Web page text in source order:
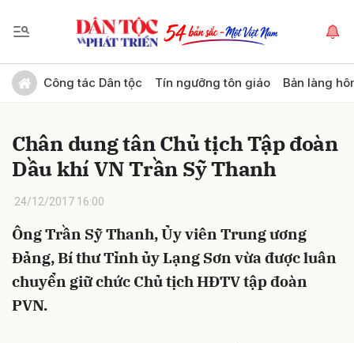
Công tác Dân tộc Tín ngưỡng tôn giáo Bản làng
Chân dung tân Chủ tịch Tập đoàn
Dầu khí VN Trần Sỹ Thanh
24/12/2017 16:00
Ông Trần Sỹ Thanh, Ủy viên Trung ương
Đảng, Bí thư Tỉnh ủy Lạng Sơn vừa được luân
chuyển giữ chức Chủ tịch HĐTV tập đoàn
PVN.
Gửi bình luận
Hủy Gửi